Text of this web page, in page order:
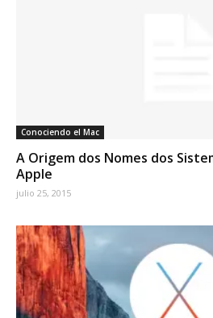
Conociendo el Mac
A Origem dos Nomes dos
Apple
julio 25, 2015